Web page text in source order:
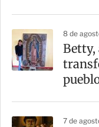
8 de
Betty,
7 de